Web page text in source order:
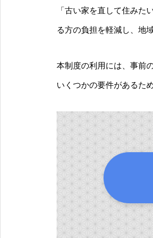
「古い家を直して住み
る方の負担を軽減し、地
本制度の利用には、事前
いくつかの要件があるた